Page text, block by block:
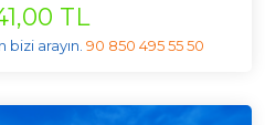
TL
arayın. 90 850 495 55 50